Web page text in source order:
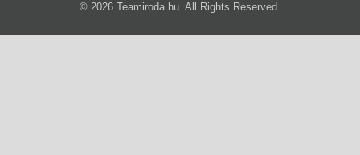
© 2026 Teamiroda.hu. All Rights Reserved.